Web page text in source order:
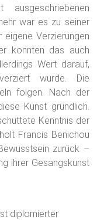
war es zu seiner
Verzierungen
konnten das auch
Wert darauf,
wurde. Die
folgen. Nach der
Kunst gründlich.
Kenntnis der
Francis Benichou
zurück –
ihrer Gesangskunst
diplomierter